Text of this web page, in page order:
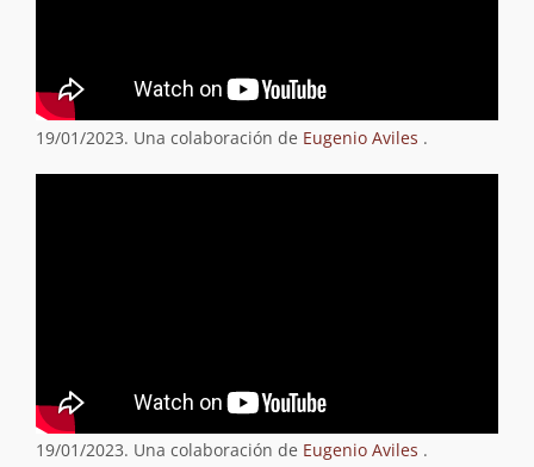
19/01/2023. Una colaboración de Eugenio Aviles .
19/01/2023. Una colaboración de Eugenio Aviles .